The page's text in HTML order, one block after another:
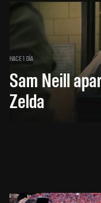
HACE 1 DÍA
Sam Neill
Zelda